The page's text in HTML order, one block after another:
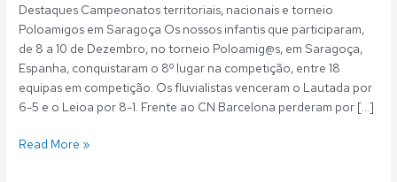
Destaques Campeonatos territoriais, nacionais e torneio
Poloamigos em Saragoça Os nossos infantis que participaram,
de 8 a 10 de Dezembro, no torneio Poloamig@s, em Saragoça,
Espanha, conquistaram o 8º lugar na competição, entre 18
equipas em competição. Os fluvialistas venceram o Lautada por
6-5 e o Leioa por 8-1. Frente ao CN Barcelona perderam por […]
Read More »